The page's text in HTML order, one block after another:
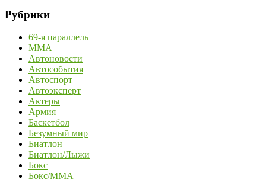
Рубрики
69-я параллель
MMA
Автоновости
Автособытия
Автоспорт
Автоэксперт
Актеры
Армия
Баскетбол
Безумный мир
Биатлон
Биатлон/Лыжи
Бокс
Бокс/MMA